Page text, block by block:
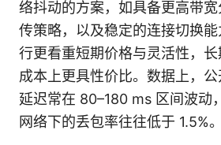
络抖动的方案，如具备更高带
传策略，以及稳定的连接切换
行更看重短期价格与灵活性，
成本上更具性价比。数据上，
延迟常在 80–180 ms 区间波动
网络下的丢包率往往低于 1.5%。